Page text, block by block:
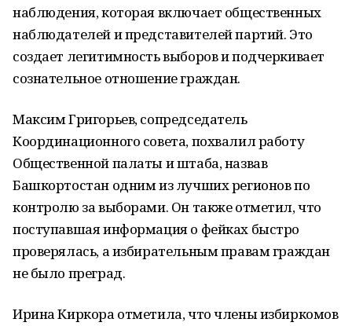
наблюдения, которая включает общественных
наблюдателей и представителей партий. Это
создает легитимность выборов и подчеркивает
сознательное отношение граждан.
Максим Григорьев, сопредседатель
Координационного совета, похвалил работу
Общественной палаты и штаба, назвав
Башкортостан одним из лучших регионов по
контролю за выборами. Он также отметил, что
поступавшая информация о фейках быстро
проверялась, а избирательным правам граждан
не было преград.
Ирина Киркора отметила, что члены избиркомов